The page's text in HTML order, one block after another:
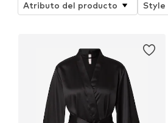
Atributo del producto
Style